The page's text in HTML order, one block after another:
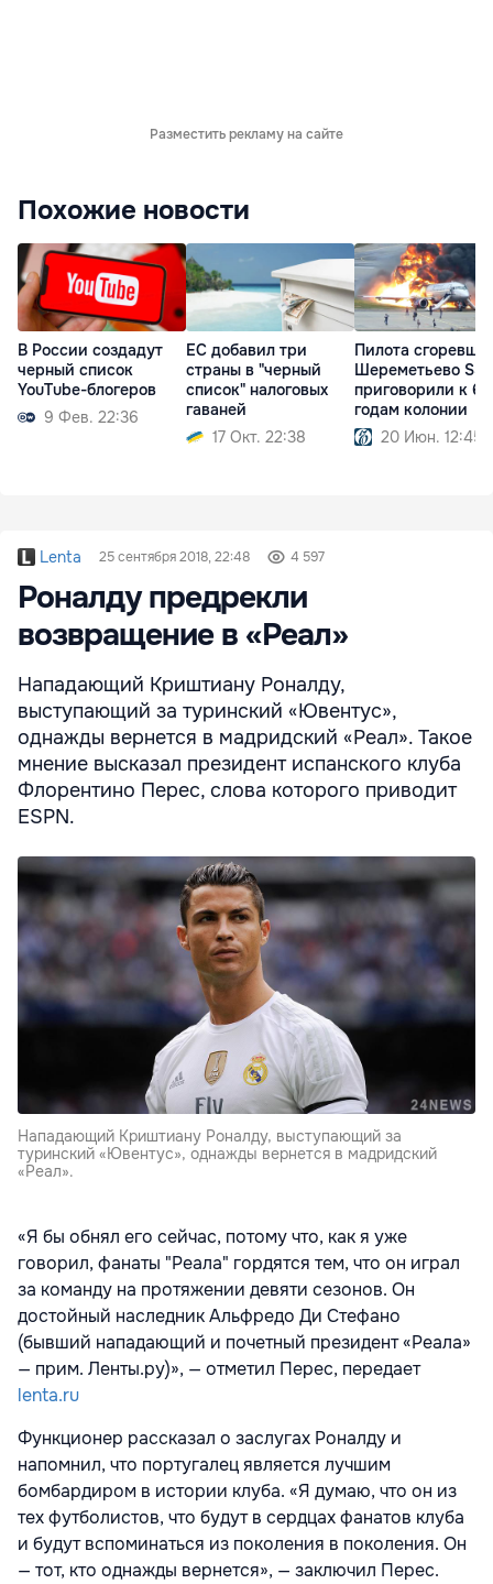
Разместить рекламу на сайте
Похожие новости
В России создадут
черный список
YouTube-блогеров
9 Фев. 22:36
ЕС добавил три
страны в "черный
список" налоговых
гаваней
17 Окт. 22:38
Пилота
Шереметьево
приговорили к 6
годам колонии
20 Июн. 12:45
Lenta 25 сентября 2018, 22:48 4 597
Роналду предрекли
возвращение в «Реал»
Нападающий Криштиану Роналду,
выступающий за туринский «Ювентус»,
однажды вернется в мадридский «Реал». Такое
мнение высказал президент испанского клуба
Флорентино Перес, слова которого приводит
ESPN.
Нападающий Криштиану Роналду, выступающий за
туринский «Ювентус», однажды вернется в мадридский
«Реал».
«Я бы обнял его сейчас, потому что, как я уже
говорил, фанаты "Реала" гордятся тем, что он играл
за команду на протяжении девяти сезонов. Он
достойный наследник Альфредо Ди Стефано
(бывший нападающий и почетный президент «Реала»
— прим. Ленты.ру)», — отметил Перес, передает
lenta.ru
Функционер рассказал о заслугах Роналду и
напомнил, что португалец является лучшим
бомбардиром в истории клуба. «Я думаю, что он из
тех футболистов, что будут в сердцах фанатов клуба
и будут вспоминаться из поколения в поколения. Он
— тот, кто однажды вернется», — заключил Перес.